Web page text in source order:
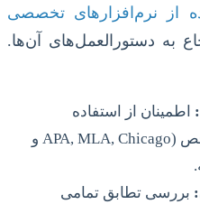
از نرم‌افزارهای تخصصی
به دستورالعمل‌های آن‌ها.
اطمینان از استفاده
یکنواخت از یک سبک مشخص (APA, MLA, Chicago و
بررسی تطابق تمامی